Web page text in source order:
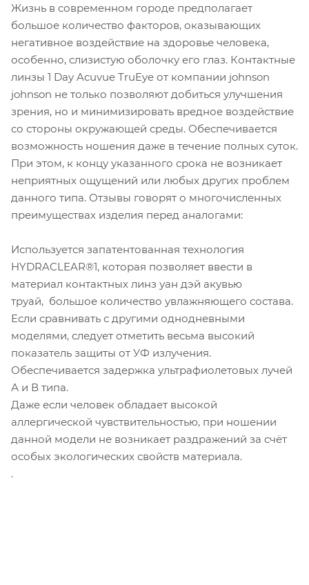
Жизнь в современном городе предполагает
большое количество факторов, оказывающих
негативное воздействие на здоровье человека,
особенно, слизистую оболочку его глаз. Контактные
линзы 1 Day Acuvue TruEye от компании johnson
johnson не только позволяют добиться улучшения
зрения, но и минимизировать вредное воздействие
со стороны окружающей среды. Обеспечивается
возможность ношения даже в течение полных суток.
При этом, к концу указанного срока не возникает
неприятных ощущений или любых других проблем
данного типа. Отзывы говорят о многочисленных
преимуществах изделия перед аналогами:
Используется запатентованная технология
HYDRACLEAR®1, которая позволяет ввести в
материал контактных линз уан дэй акувью
труай, большое количество увлажняющего состава.
Если сравнивать с другими однодневными
моделями, следует отметить весьма высокий
показатель защиты от УФ излучения.
Обеспечивается задержка ультрафиолетовых лучей
А и В типа.
Даже если человек обладает высокой
аллергической чувствительностью, при ношении
данной модели не возникает раздражений за счёт
особых экологических свойств материала.
.